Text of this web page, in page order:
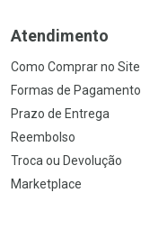
Atendimento
Como Comprar no Site
Formas de Pagamento
Prazo de Entrega
Reembolso
Troca ou Devolução
Marketplace